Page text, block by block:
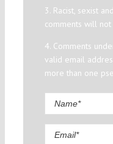
3. Racist, sexist
comments will
4. Comments
valid email
more than one